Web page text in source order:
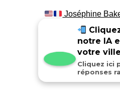
Joséphine
notre IA
votre ville
Cliquez ici
réponses